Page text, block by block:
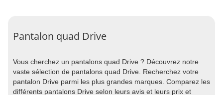
Pantalon quad Drive
Vous cherchez un pantalons quad Drive ? Découvrez notre
vaste sélection de pantalons quad Drive. Recherchez votre
pantalon Drive parmi les plus grandes marques. Comparez les
différents pantalons Drive selon leurs avis et leurs prix et